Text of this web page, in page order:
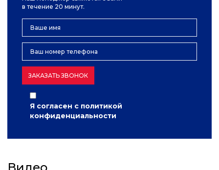
в течение 20 минут.
ЗАКАЗАТЬ ЗВОНОК
Я согласен с политикой
конфиденциальности